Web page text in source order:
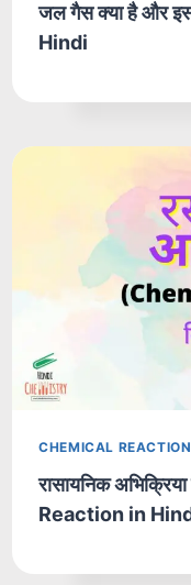
जल गैस क्या है और
Hindi
CHEMICAL
रासायनिक
Reaction in